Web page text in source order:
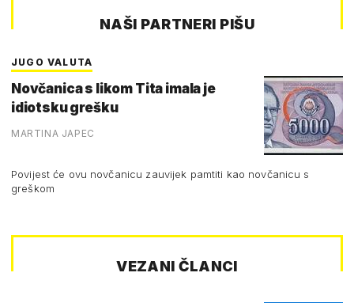
NAŠI PARTNERI PIŠU
JUGO VALUTA
Novčanica s likom Tita imala je
idiotsku grešku
MARTINA JAPEC
Povijest će ovu novčanicu zauvijek pamtiti kao novčanicu s
greškom
VEZANI ČLANCI